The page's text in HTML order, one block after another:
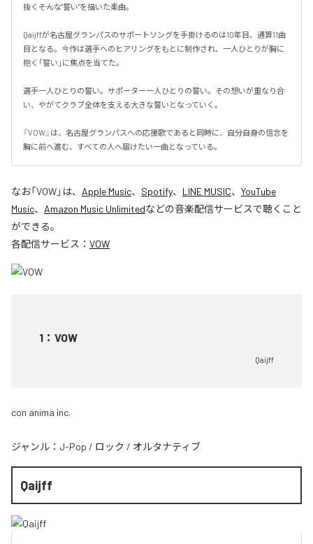
抜く――そんな"誓い"を描いた楽曲。
Qaijffが名古屋グランパスのサポートソングを手掛けるのは10年目、通算11曲
目となる。今作は選手へのヒアリングをもとに制作され、一人ひとりが胸に
抱く「誓い」に焦点を当てた。
選手一人ひとりの誓い。サポーター一人ひとりの誓い。その想いが重なり合
い、やがてクラブ全体を支える大きな誓いとなっていく。
『VOW』は、名古屋グランパスへの応援歌であると同時に、自分自身の信念を
胸に前へ進む、すべての人へ届けたい一曲となっている。
なお「VOW」は、 Apple Music、 Spotify、 LINE MUSIC、 YouTube
Music、 Amazon Music Unlimitedなどの音楽配信サービスで聴くこと
ができる。
各配信サービス： VOW
1 ： VOW
Qaijff
con anima inc.
ジャンル： J-Pop / ロック / オルタナティブ
Qaijff